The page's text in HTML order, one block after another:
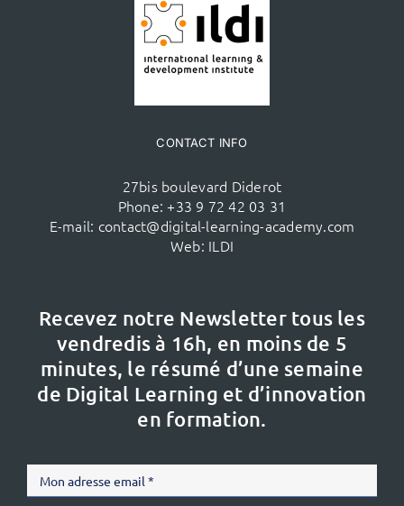
CONTACT INFO
27bis boulevard Diderot
Phone: +33 9 72 42 03 31
E-mail: contact@digital-learning-academy.com
Web: ILDI
Recevez notre Newsletter tous les
vendredis à 16h, en moins de 5
minutes, le résumé d’une semaine
de Digital Learning et d’innovation
en formation.